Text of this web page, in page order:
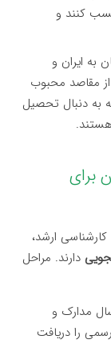
کنند و
به ایران و
مقاصد محبوب
به دنبال تحصیل
برای
ارشد،
دارند. مراحل
مدارک و
را دریافت